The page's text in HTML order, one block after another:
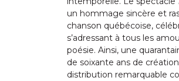
un hommage sincère et
chanson québécoise,
s’adressant à tous les
poésie. Ainsi, une
de soixante ans de
distribution remarquable